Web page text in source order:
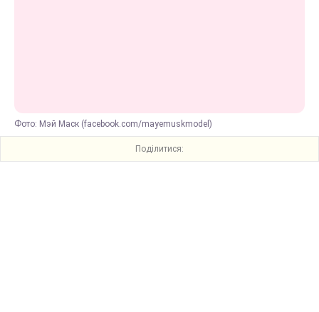
Фото: Мэй Маск (facebook.com/mayemuskmodel)
Поділитися: